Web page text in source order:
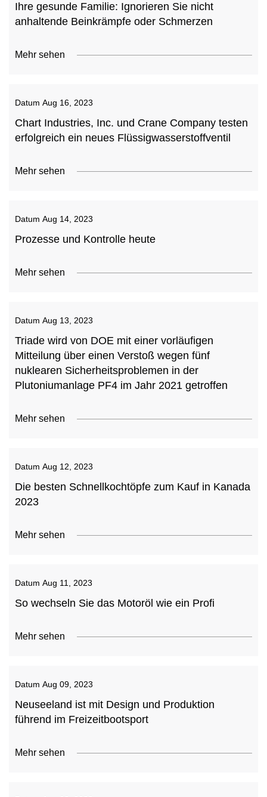
Ihre gesunde Familie: Ignorieren Sie nicht
anhaltende Beinkrämpfe oder Schmerzen
Mehr sehen
Datum Aug 16, 2023
Chart Industries, Inc. und Crane Company testen
erfolgreich ein neues Flüssigwasserstoffventil
Mehr sehen
Datum Aug 14, 2023
Prozesse und Kontrolle heute
Mehr sehen
Datum Aug 13, 2023
Triade wird von DOE mit einer vorläufigen
Mitteilung über einen Verstoß wegen fünf
nuklearen Sicherheitsproblemen in der
Plutoniumanlage PF4 im Jahr 2021 getroffen
Mehr sehen
Datum Aug 12, 2023
Die besten Schnellkochtöpfe zum Kauf in Kanada
2023
Mehr sehen
Datum Aug 11, 2023
So wechseln Sie das Motoröl wie ein Profi
Mehr sehen
Datum Aug 09, 2023
Neuseeland ist mit Design und Produktion
führend im Freizeitbootsport
Mehr sehen